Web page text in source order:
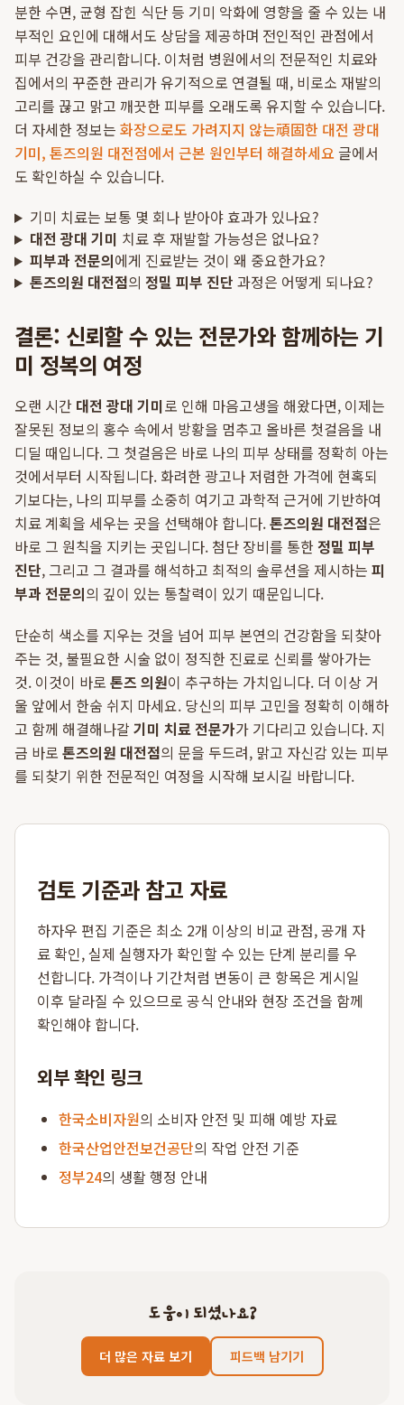
분한 수면, 균형 잡힌 식단 등 기미 악화에 영향을 줄 수 있는 내
부적인 요인에 대해서도 상담을 제공하며 전인적인 관점에서
피부 건강을 관리합니다. 이처럼 병원에서의 전문적인 치료와
집에서의 꾸준한 관리가 유기적으로 연결될 때, 비로소 재발의
고리를 끊고 맑고 깨끗한 피부를 오래도록 유지할 수 있습니다.
더 자세한 정보는 화장으로도 가려지지 않는頑固한 대전 광대
기미, 톤즈의원 대전점에서 근본 원인부터 해결하세요글에서
도 확인하실 수 있습니다.
기미 치료는 보통 몇 회나 받아야 효과가 있나요?
대전 광대 기미 치료 후 재발할 가능성은 없나요?
피부과 전문의에게 진료받는 것이 왜 중요한가요?
톤즈의원 대전점의 정밀 피부 진단 과정은 어떻게 되나요?
결론: 신뢰할 수 있는 전문가와 함께하는 기
미 정복의 여정
오랜 시간 대전 광대 기미로 인해 마음고생을 해왔다면, 이제는
잘못된 정보의 홍수 속에서 방황을 멈추고 올바른 첫걸음을 내
디딜 때입니다. 그 첫걸음은 바로 나의 피부 상태를 정확히 아는
것에서부터 시작됩니다. 화려한 광고나 저렴한 가격에 현혹되
기보다는, 나의 피부를 소중히 여기고 과학적 근거에 기반하여
치료 계획을 세우는 곳을 선택해야 합니다.톤즈의원 대전점은
바로 그 원칙을 지키는 곳입니다. 첨단 장비를 통한 정밀 피부
진단, 그리고 그 결과를 해석하고 최적의 솔루션을 제시하는 피
부과 전문의의 깊이 있는 통찰력이 있기 때문입니다.
단순히 색소를 지우는 것을 넘어 피부 본연의 건강함을 되찾아
주는 것, 불필요한 시술 없이 정직한 진료로 신뢰를 쌓아가는
것. 이것이 바로 톤즈 의원이 추구하는 가치입니다. 더 이상 거
울 앞에서 한숨 쉬지 마세요. 당신의 피부 고민을 정확히 이해하
고 함께 해결해나갈 기미 치료 전문가가 기다리고 있습니다. 지
금 바로 톤즈의원 대전점의 문을 두드려, 맑고 자신감 있는 피부
를 되찾기 위한 전문적인 여정을 시작해 보시길 바랍니다.
검토 기준과 참고 자료
하자우 편집 기준은 최소 2개 이상의 비교 관점, 공개 자
료 확인, 실제 실행자가 확인할 수 있는 단계 분리를 우
선합니다. 가격이나 기간처럼 변동이 큰 항목은 게시일
이후 달라질 수 있으므로 공식 안내와 현장 조건을 함께
확인해야 합니다.
외부 확인 링크
한국소비자원의 소비자 안전 및 피해 예방 자료
한국산업안전보건공단의 작업 안전 기준
정부24의 생활 행정 안내
도움이 되셨나요?
더 많은 자료 보기 피드백 남기기